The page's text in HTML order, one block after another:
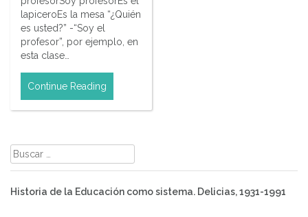
lapiceroEs la mesa “¿Quién
es usted?” -“Soy el
profesor”, por ejemplo, en
esta clase…
Continue Reading
Buscar:
Historia de la Educación como sistema. Delicias, 1931-1991